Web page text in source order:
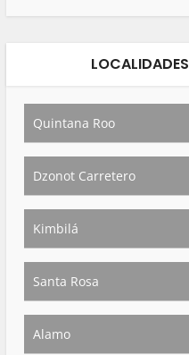
LOCALIDADES
Quintana Roo
Dzonot Carretero
Kimbilá
Santa Rosa
Alamo